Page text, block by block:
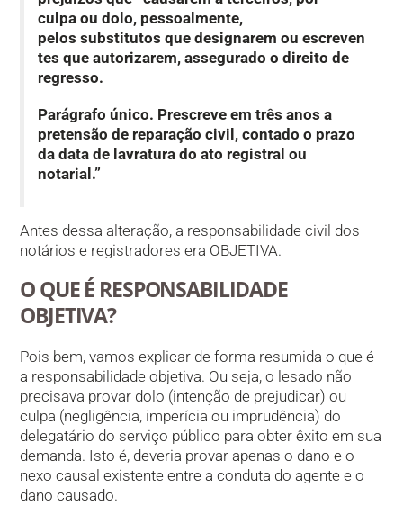
culpa ou dolo, pessoalmente,
pelos substitutos que designarem ou escreven
tes que autorizarem, assegurado o direito de
regresso.
Parágrafo único. Prescreve em três anos a
pretensão de reparação civil, contado o prazo
da data de lavratura do ato registral ou
notarial.”
Antes dessa alteração, a responsabilidade civil dos
notários e registradores era OBJETIVA.
O QUE É RESPONSABILIDADE
OBJETIVA?
Pois bem, vamos explicar de forma resumida o que é
a responsabilidade objetiva. Ou seja, o lesado não
precisava provar dolo (intenção de prejudicar) ou
culpa (negligência, imperícia ou imprudência) do
delegatário do serviço público para obter êxito em sua
demanda. Isto é, deveria provar apenas o dano e o
nexo causal existente entre a conduta do agente e o
dano causado.